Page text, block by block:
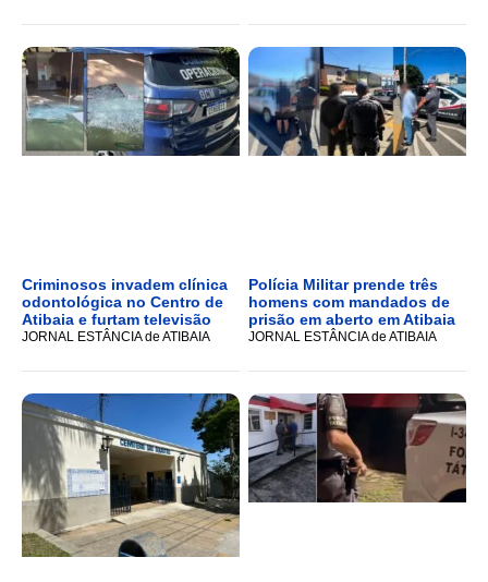
Criminosos invadem clínica
odontológica no Centro de
Atibaia e furtam televisão
JORNAL ESTÂNCIA de ATIBAIA
Polícia Militar prende três
homens com mandados de
prisão em aberto em Atibaia
JORNAL ESTÂNCIA de ATIBAIA